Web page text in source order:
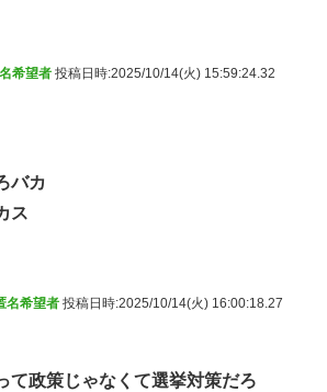
希望者 投稿日時:2025/10/14(火) 15:59:24.32
バカ
ス
名希望者 投稿日時:2025/10/14(火) 16:00:18.27
て政策じゃなくて選挙対策だろ